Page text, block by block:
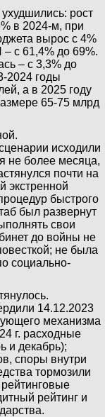
рост
в 2024-м, при
вырос с 4%
с 61,4% до 69%.
– с 3,3% до
2024 годы
а в 2025 году
65-75 млрд
исходили
не более месяца,
почти на
экстренной
быстрого
был развернут
свои
до войны не
не была
социально-
14.12.2023
механизма
г. расходные
и декабрь);
споры внутри
тормозили
рейтинг и